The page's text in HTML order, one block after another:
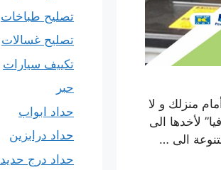
منزلك و لا
لأخدها الى
الى …
تصليح طباخات
تصليح غسالات
تكييف سيارات
حبر
حداد ابواب
حداد درابزين
حداد درج حديد